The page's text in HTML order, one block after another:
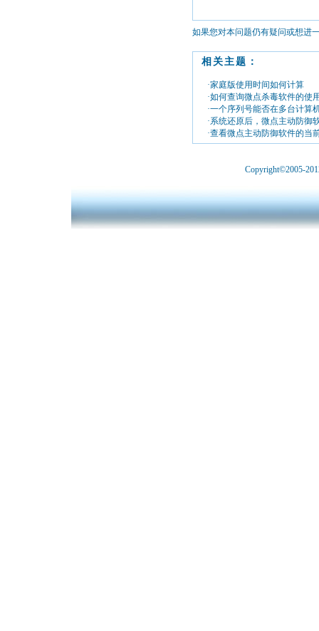
如果您对本问题仍有疑问或想进
相关主题：
·家庭版使用时间如何计算
·如何查询微点杀毒软件的使
·一个序列号能否在多台计算
·系统还原后，微点主动防御
·查看微点主动防御软件的当
Copyright©2005-